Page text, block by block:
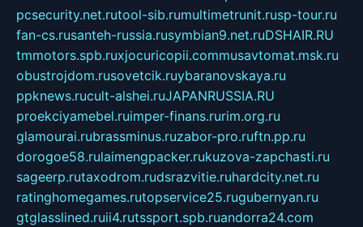
pcsecurity.net.rutool-sib.rumultimetrunit.rusp-tour.ru
fan-cs.rusanteh-russia.rusymbian9.net.ruDSHAIR.RU
tmmotors.spb.ruxjocuricopii.commusavtomat.msk.ru
obustrojdom.rusovetcik.ruybaranovskaya.ru
ppknews.rucult-alshei.ruJAPANRUSSIA.RU
proekciyamebel.ruimper-finans.rurim.org.ru
glamourai.rubrassminus.ruzabor-pro.ruftn.pp.ru
dorogoe58.rulaimengpacker.rukuzova-zapchasti.ru
sageerp.rutaxodrom.rudsrazvitie.ruhardcity.net.ru
ratinghomegames.rutopservice25.rugubernyan.ru
gtglasslined.ruii4.rutssport.spb.ruandorra24.com